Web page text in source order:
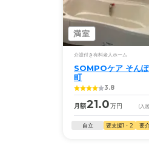
満室
介護付き有料老人ホーム
SOMPOケア そん
町
3.8
月額21.0万円 (入
自立 要支援1・2 要